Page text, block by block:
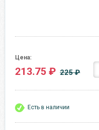
Цена:
213.75 ₽ 225 ₽
Есть в наличии